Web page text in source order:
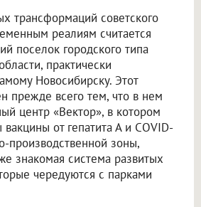
трансформаций советского
реалиям считается
поселок городского типа
практически
Новосибирску. Этот
прежде всего тем, что в нем
центр «Вектор», в котором
от гепатита А и COVID-
производственной зоны,
знакомая система развитых
чередуются с парками